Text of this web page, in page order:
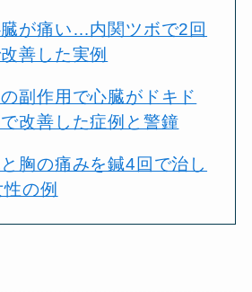
が痛い…内関ツボで2回
善した実例
副作用で心臓がドキド
改善した症例と警鐘
胸の痛みを鍼4回で治し
の例